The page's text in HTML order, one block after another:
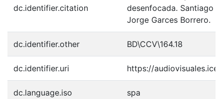
dc.identifier.citation
desenfocada. Santiago
Jorge Garces Borrero.
dc.identifier.other BD\CCV\164.18
dc.identifier.uri https://
dc.language.iso spa